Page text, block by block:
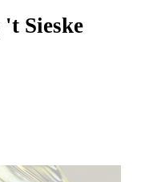
't Sieske